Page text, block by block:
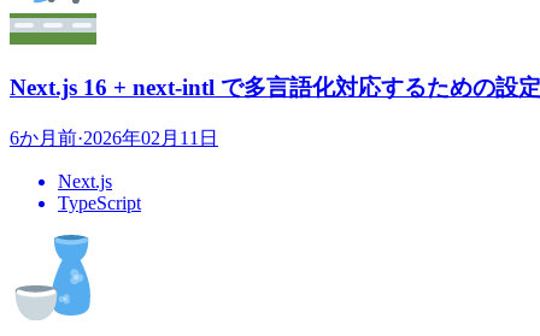
Next.js 16 + next-intl で多言語化対応するための設
6か月前·2026年02月11日
Next.js
TypeScript